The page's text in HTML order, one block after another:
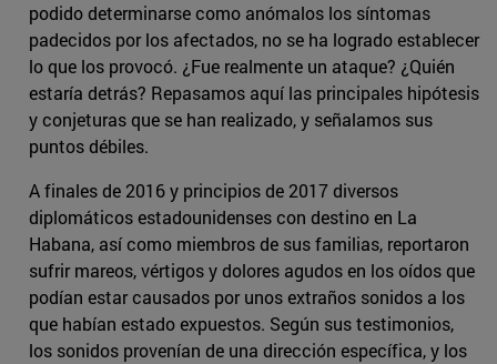
podido determinarse como anómalos los síntomas
padecidos por los afectados, no se ha logrado establecer
lo que los provocó. ¿Fue realmente un ataque? ¿Quién
estaría detrás? Repasamos aquí las principales hipótesis
y conjeturas que se han realizado, y señalamos sus
puntos débiles.
A finales de 2016 y principios de 2017 diversos
diplomáticos estadounidenses con destino en La
Habana, así como miembros de sus familias, reportaron
sufrir mareos, vértigos y dolores agudos en los oídos que
podían estar causados por unos extraños sonidos a los
que habían estado expuestos. Según sus testimonios,
los sonidos provenían de una dirección específica, y los